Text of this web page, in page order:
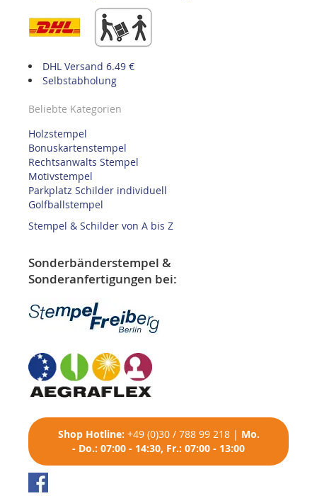
DHL Versand 6.49 €
Selbstabholung
Beliebte Kategorien
Holzstempel
Bonuskartenstempel
Rechtsanwalts Stempel
Motivstempel
Parkplatz Schilder individuell
Golfballstempel
Stempel & Schilder von A bis Z
Sonderbänderstempel &
Sonderanfertigungen bei:
Shop Hotline: +49 (0)30 / 788 99 218| Mo.
- Do.: 07:00 - 14:30, Fr.: 07:00 - 13:00